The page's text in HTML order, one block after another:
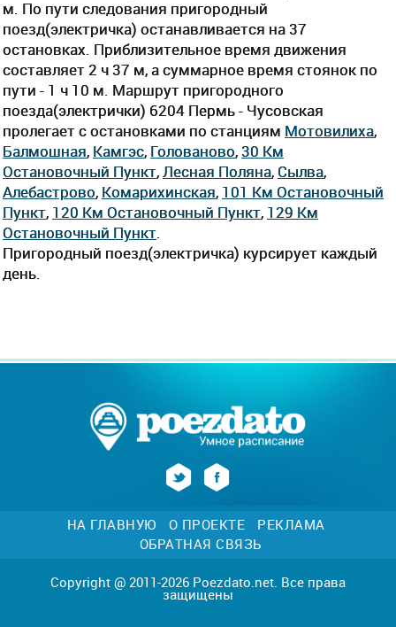
м. По пути следования пригородный
поезд(электричка) останавливается на 37
остановках. Приблизительное время движения
составляет 2 ч 37 м, а суммарное время стоянок по
пути - 1 ч 10 м. Маршрут пригородного
поезда(электрички) 6204 Пермь - Чусовская
пролегает c остановками по станциям Мотовилиха,
Балмошная, Камгэс, Голованово,30 Км
Остановочный Пункт, Лесная Поляна, Сылва,
Алебастрово, Комарихинская, 101 Км Остановочный
Пункт, 120 Км Остановочный Пункт, 129 Км
Остановочный Пункт
Пригородный поезд(электричка) курсирует каждый
день.
НА ГЛАВНУЮ О ПРОЕКТЕ
РЕКЛАМА
ОБРАТНАЯ СВЯЗЬ
Copyright @ 2011-2026 Poezdato.net. Все права
защищены